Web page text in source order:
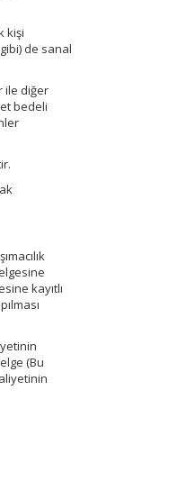
kişi
de sanal
ile diğer
bedeli
kayıtlı
(Bu